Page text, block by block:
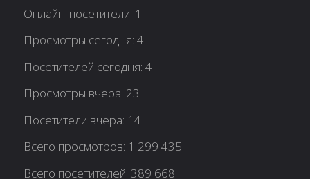
Онлайн-посетители: 1
Просмотры сегодня:4
Посетителей сегодня:4
Просмотры вчера: 23
Посетители вчера: 14
Всего просмотров: 1 299 435
Всего посетителей:389 668